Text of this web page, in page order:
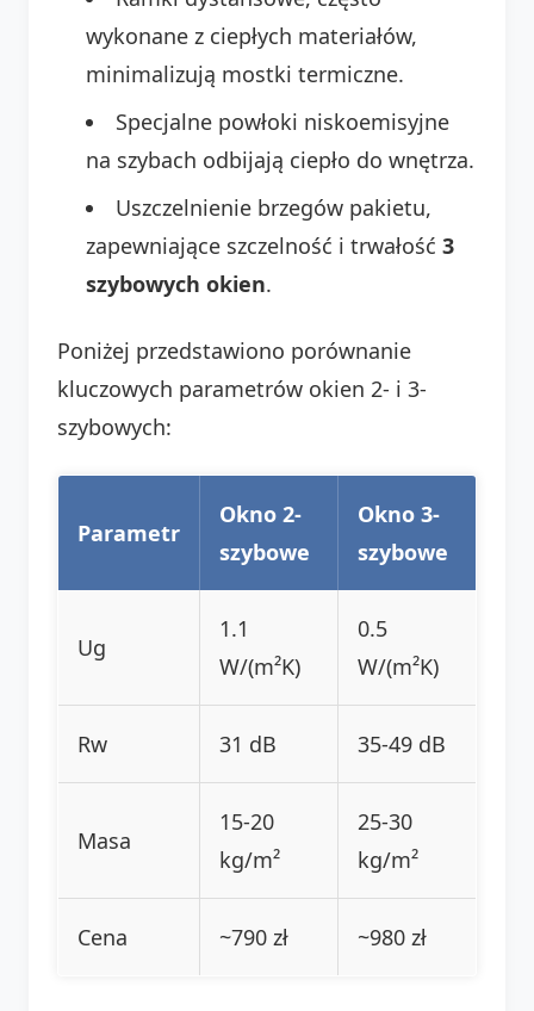
wykonane z ciepłych materiałów,
minimalizują mostki termiczne.
Specjalne powłoki niskoemisyjne
na szybach odbijają ciepło do wnętrza.
Uszczelnienie brzegów pakietu,
zapewniające szczelność i trwałość 3
szybowych okien.
Poniżej przedstawiono porównanie
kluczowych parametrów okien 2- i 3-
szybowych:
Parametr
Okno 2-
szybowe
Okno 3-
szybowe
Ug
1.1
W/(m²K)
0.5
W/(m²K)
Rw 31 dB 35-49 dB
Masa
15-20
kg/m²
25-30
kg/m²
Cena ~790 zł ~980 zł